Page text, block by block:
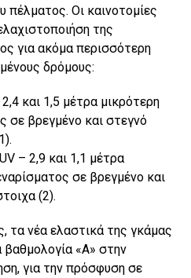
πέλματος. Οι καινοτομίες
της
για ακόμα περισσότερη
δρόμους:
και 1,5 μέτρα μικρότερη
σε βρεγμένο και στεγνό
– 2,9 και 1,1 μέτρα
σε βρεγμένο και
(2).
τα νέα ελαστικά της γκάμας
«Α» στην
για την πρόσφυση σε